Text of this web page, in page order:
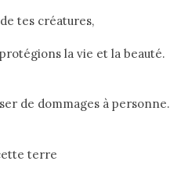
tes créatures,
la vie et la beauté.
de dommages à personne.
terre